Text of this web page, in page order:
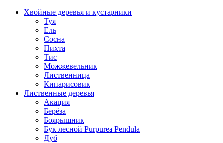
Хвойные деревья и кустарники
Туя
Ель
Сосна
Пихта
Тис
Можжевельник
Лиственница
Кипарисовик
Лиственные деревья
Акация
Берёза
Боярышник
Бук лесной Purpurea Pendula
Дуб